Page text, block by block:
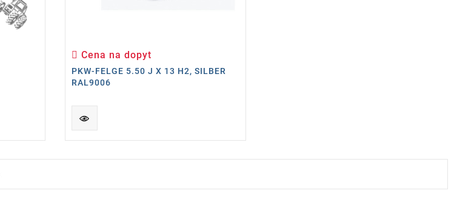
Cena na dopytCena
PKW-FELGE 5.50 J X 13 H2, SILBER
RAL9006